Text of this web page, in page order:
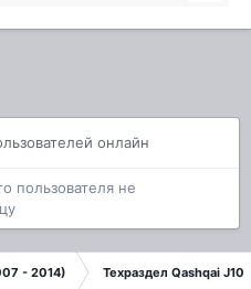
онлайн
пользователя не
- 2014) Техраздел Qashqai J10